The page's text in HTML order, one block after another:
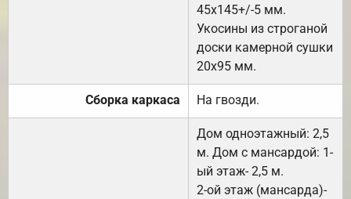
45х145+/-5 мм.
Укосины из строганой
доски камерной сушки
20х95 мм.
Сборка каркаса На гвозди.
Дом одноэтажный: 2,5
м. Дом с мансардой: 1-
ый этаж- 2,5 м.
2-ой этаж (мансарда)-